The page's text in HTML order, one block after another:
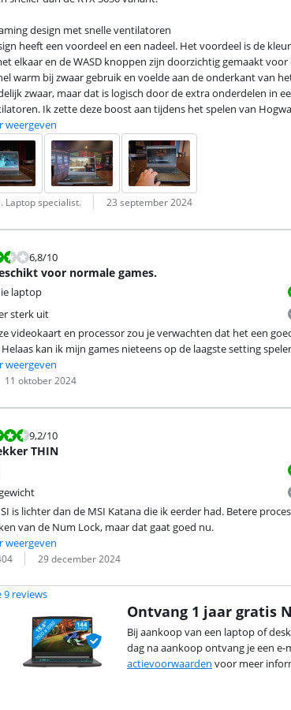
design met snelle ventilatoren
heeft een voordeel en een nadeel. Het voordeel is de
elkaar en de WASD knoppen zijn doorzichtig gemaakt
warm bij zwaar gebruik en voelde aan de onderkant van
zwaar, maar dat is logisch door de extra onderdelen in
Ik zette deze boost aan tijdens het spelen van
weergeven
door:
Laptop specialist. 23 september 2024
is 6,8 van de 10.
6,8/10
voor normale games.
laptop
sterk uit
videokaart en processor zou je verwachten dat het een
kan ik mijn games nieteens op de laagste setting
weergeven
door:
11 oktober 2024
is 9,2 van de 10.
9,2/10
THIN
is lichter dan de MSI Katana die ik eerder had. Betere
van de Num Lock, maar dat gaat goed nu.
weergeven
door:
29 december 2024
9 reviews
Ontvang 1 jaar gratis
Bij aankoop van een laptop of
dag na aankoop ontvang je een
actievoorwaarden voor meer